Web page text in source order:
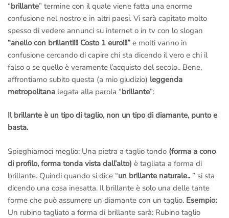
“brillante” termine con il quale viene fatta una enorme
confusione nel nostro e in altri paesi. Vi sarà capitato molto
spesso di vedere annunci su internet o in tv con lo slogan
“anello con brillanti!!! Costo 1 euro!!!” e molti vanno in
confusione cercando di capire chi sta dicendo il vero e chi il
falso o se quello è veramente l’acquisto del secolo.. Bene,
affrontiamo subito questa (a mio giudizio) leggenda
metropolitana legata alla parola “brillante”:
Il brillante è un tipo di taglio, non un tipo di diamante, punto e
basta.
Spieghiamoci meglio: Una pietra a taglio tondo (forma a cono
di profilo, forma tonda vista dall’alto) è tagliata a forma di
brillante. Quindi quando si dice “un brillante naturale.. ” si sta
dicendo una cosa inesatta. Il brillante è solo una delle tante
forme che può assumere un diamante con un taglio. Esempio:
Un rubino tagliato a forma di brillante sarà: Rubino taglio